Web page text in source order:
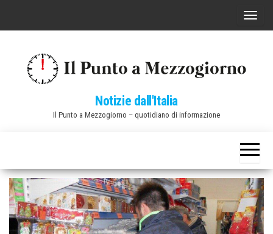
C
a
v
i
g
a
Notizie dall'Italia
Il Punto a Mezzogiorno – quotidiano di informazione